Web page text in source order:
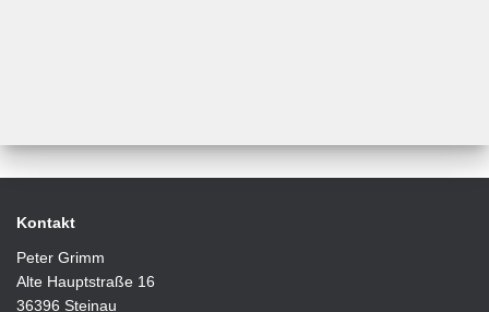
Kontakt
Peter Grimm
Alte Hauptstraße 16
36396 Steinau